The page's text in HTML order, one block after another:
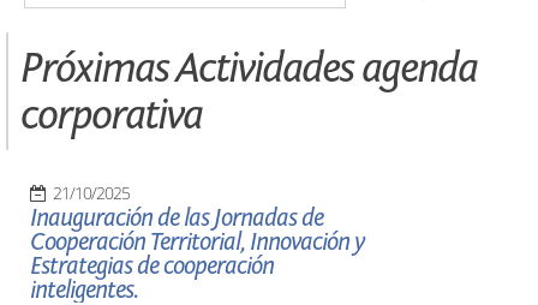
Próximas Actividades agenda
corporativa
21/10/2025
Inauguración de las Jornadas de
Cooperación Territorial, Innovación y
Estrategias de cooperación
inteligentes.